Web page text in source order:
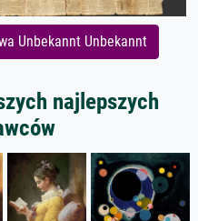
Unbekannt Unbekannt
najlepszych